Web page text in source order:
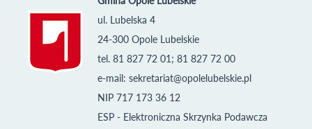
ul. Lubelska 4
24-300 Opole Lubelskie
tel. 81 827 72 01; 81 827 72 00
e-mail: sekretariat@opolelubelskie.pl
NIP 717 173 36 12
ESP - Elektroniczna Skrzynka Podawcza